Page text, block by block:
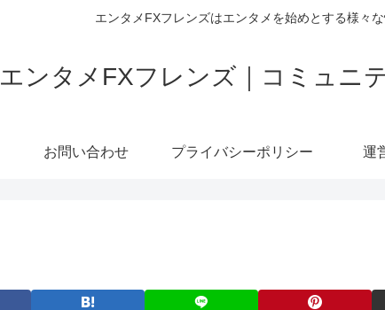
エンタメFXフレンズはエンタメを始めとする様々
エンタメFXフレンズ｜コミュニ
お問い合わせ プライバシーポリシー 運